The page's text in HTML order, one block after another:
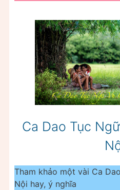
Ca Dao Tục
Tham khảo một vài Ca
Nội hay, ý nghĩa